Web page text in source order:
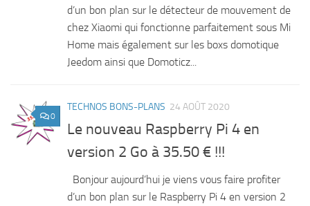
d’un bon plan sur le détecteur de mouvement de
chez Xiaomi qui fonctionne parfaitement sous Mi
Home mais également sur les boxs domotique
Jeedom ainsi que Domoticz...
0
TECHNOS BONS-PLANS 24 AOÛT 2020
Le nouveau Raspberry Pi 4 en
version 2 Go à 35.50 € !!!
Bonjour aujourd’hui je viens vous faire profiter
d’un bon plan sur le Raspberry Pi 4 en version 2